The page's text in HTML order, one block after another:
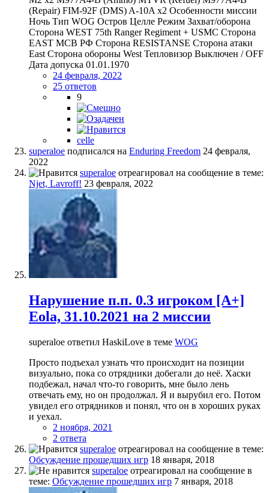
(Repair) FIM-92F (DMS) A-10A x2 Особенности миссии
Ночь Тип WOG Остров Целле Режим Захват/оборона
Сторона WEST 75th Ranger Regiment + USMC Сторона
EAST МСВ РФ Сторона RESISTANSE Сторона атаки
East Сторона обороны West Тепловизор Выключен / OFF
Дата допуска 01.01.1970
24 февраля, 2022
25 ответов
9
celle
superaloe подписался на Enduring Freedom 24 февраля,
2022
superaloe отреагировал на сообщение в теме:
Njet, Lavroff! 23 февраля, 2022
Нарушение п.п. 0.3 игроком [A+]
Eola, 31.10.2021 на 2 миссии
superaloe ответил HaskiLove в теме WOG
Просто подъехал узнать что происходит на позиции
визуально, пока со отрядники добегали до неё. Хаски
подбежал, начал что-то говорить, мне было лень
отвечать ему, но он продолжал. Я и вырубил его. Потом
увидел его отрядников и понял, что он в хороших руках
и уехал.
2 ноября, 2021
2 ответа
superaloe отреагировал на сообщение в теме:
Обсуждение прошедших игр 18 января, 2018
superaloe отреагировал на сообщение в
теме: Обсуждение прошедших игр 7 января, 2018